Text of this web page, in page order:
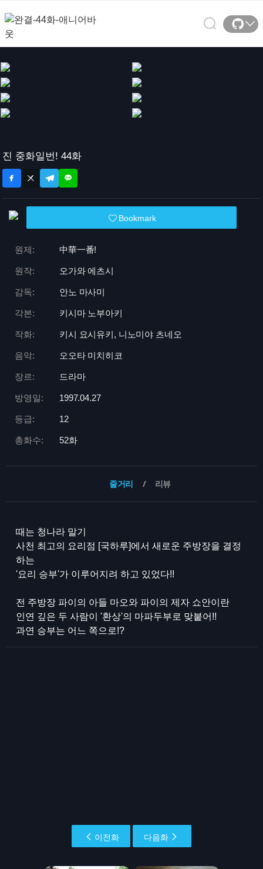
진 중화일번! 44화
Bookmark
원제: 中華一番!
원작: 오가와 에츠시
감독: 안노 마사미
각본: 키시마 노부아키
작화: 키시 요시유키, 니노미야 츠네오
음악: 오오타 미치히코
장르: 드라마
방영일: 1997.04.27
등급: 12
총화수: 52화
줄거리 리뷰
때는 청나라 말기
사천 최고의 요리점 [국하루]에서 새로운 주방장을 결정
하는
'요리 승부'가 이루어지려 하고 있었다!!
전 주방장 파이의 아들 마오와 파이의 제자 쇼안이란
인연 깊은 두 사람이 '환상'의 마파두부로 맞붙어!!
과연 승부는 어느 쪽으로!?
이전화 다음화